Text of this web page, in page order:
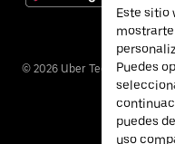
© 2026 Uber Technologies Inc.
Este sitio
Puedes
puedes
uso